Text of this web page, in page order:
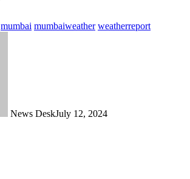
mumbai mumbaiweather weatherreport
News DeskJuly 12, 2024